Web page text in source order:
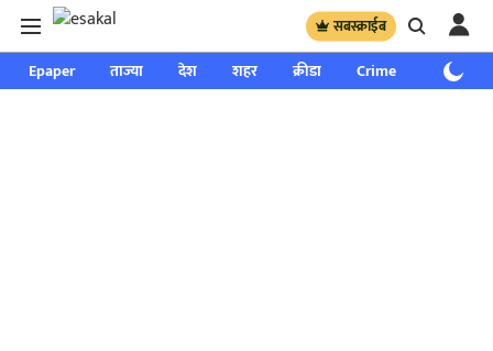
सबस्क्राईब
Epaper ताज्या देश शहर क्रीडा Crime साप्ताहिक